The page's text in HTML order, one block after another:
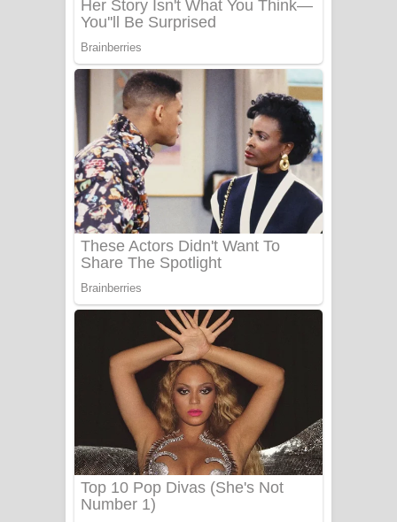
පද පෙළ
Tharu Yaye Dilena Song Lyrics - තරු
යායේ දිලෙනා ගීතයේ පද පෙළ
Ow Man Sosa Song Lyrics - ඔව් මං
සෝසා ගීතයේ පද පෙළ
Heavy Weight Song Lyrics
Aye Lanweela Song Lyrics - ආයේ
ලංවීලා ගීතයේ පද පෙළ
Ala purannata Song Lyrics - ආල
පුරන්නට ගීතයේ පද පෙළ
FEVER DREAM Lyrics - Alex Warren
BTS : Hooligan Lyrics
Apa Hamuwee Song Lyrics - අප හමුවී
ගීතයේ පද පෙළ